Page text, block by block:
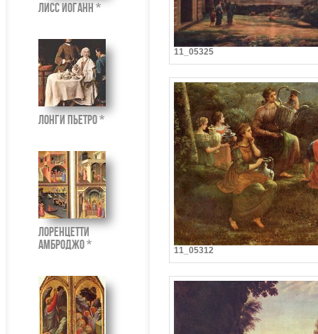
Лисс Иоганн *
Лонги Пьетро *
Лоренцетти
Амброджо *
11_05325
11_05312